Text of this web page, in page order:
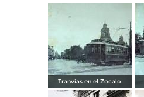
Tranvias en el Zocalo.